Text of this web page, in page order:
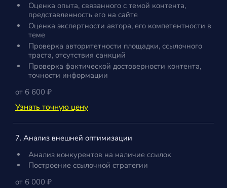
Оценка опыта, связанного с темой контента,
представленность его на сайте
Оценка экспертности автора, его компетентности в
теме
Проверка авторитетности площадки, ссылочного
траста, отсутствия санкций
Проверка фактической достоверности контента,
точности информации
от 6 600 ₽
Узнать точную цену
7. Анализ внешней оптимизации
Анализ конкурентов на наличие ссылок
Построение ссылочной стратегии
от 6 000 ₽